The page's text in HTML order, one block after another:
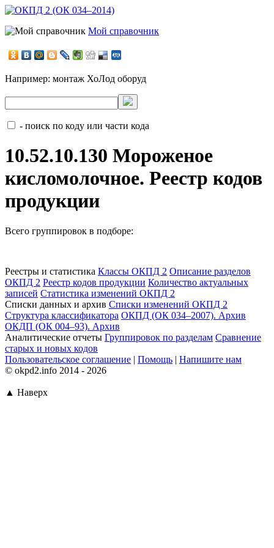
Мой справочник
Например: монтаж ХоЛод оборуд
- поиск по коду или части кода
10.52.10.130 Мороженое
кисломолочное. Реестр кодов
продукции
Всего группировок в подборе:
Реестры и статистика Классы ОКПД 2 Описание разделов
ОКПД 2 Реестр кодов продукции Количество актуальных
записей Статистика изменений ОКПД 2
Списки данных и архив Списки изменений ОКПД 2
Структура классификатора ОКПД (ОК 034–2007). Архив
ОКДП (ОК 004–93). Архив
Аналитические отчеты Группировок по разделам Сравнение
старых и новых кодов
Пользовательское соглашение | Помощь | Напишите нам
© okpd2.info 2014 - 2026
▲ Наверх